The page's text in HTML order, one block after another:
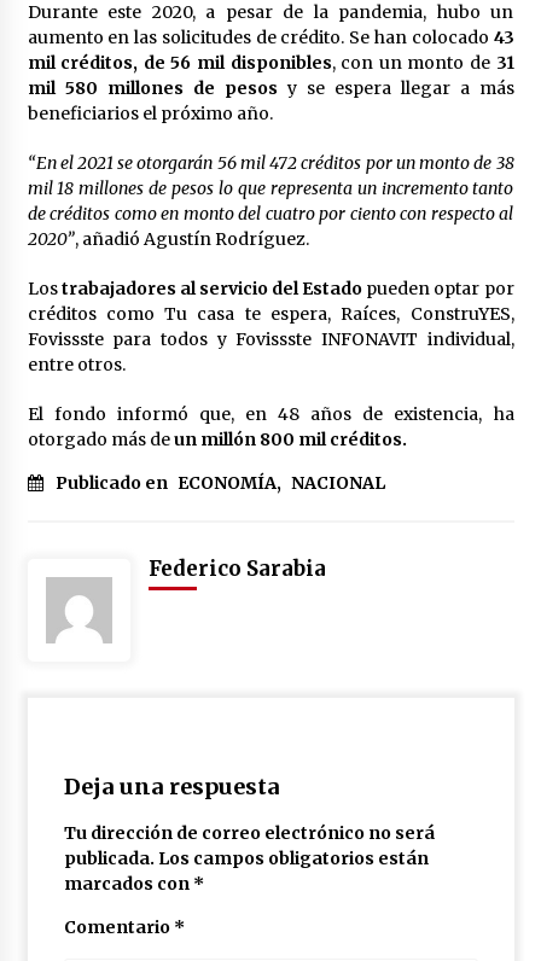
Durante este 2020, a pesar de la pandemia, hubo un
aumento en las solicitudes de crédito. Se han colocado 43
mil créditos, de 56 mil disponibles, con un monto de31
mil 580 millones de pesos y se espera llegar a más
beneficiarios el próximo año.
“En el 2021 se otorgarán 56 mil 472 créditos por un monto de 38
mil 18 millones de pesos lo que representa un incremento tanto
de créditos como en monto del cuatro por ciento con respecto al
2020”, añadió Agustín Rodríguez.
Lostrabajadores al servicio del Estado pueden optar por
créditos como Tu casa te espera, Raíces, ConstruYES,
Fovissste para todos y Fovissste INFONAVIT individual,
entre otros.
El fondo informó que, en 48 años de existencia, ha
otorgado más deun millón 800 mil créditos.
Publicado en ECONOMÍA, NACIONAL
Federico Sarabia
Deja una respuesta
Tu dirección de correo electrónico no será
publicada. Los campos obligatorios están
marcados con *
Comentario *